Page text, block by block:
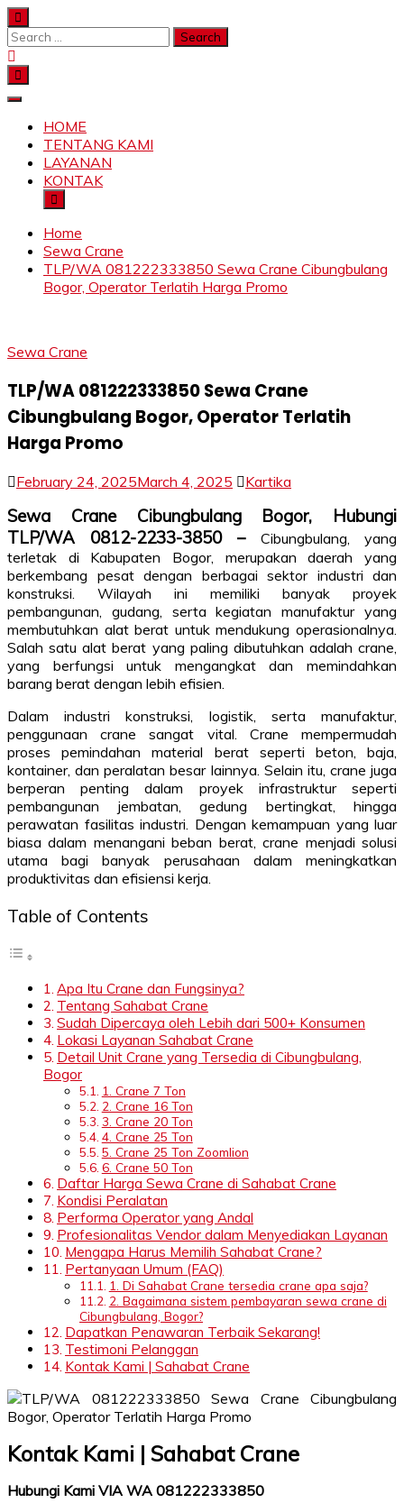
Skip
to
content
Search
for:
SKYLIFTHOME
TENTANG KAMI
LAYANAN
KONTAK
Home
Sewa Crane
TLP/WA 081222333850 Sewa Crane Cibungbulang
Bogor, Operator Terlatih Harga Promo
Sewa Crane
TLP/WA 081222333850 Sewa Crane
Cibungbulang Bogor, Operator Terlatih
Harga Promo
February 24, 2025March 4, 2025 Kartika
Sewa Crane Cibungbulang Bogor, Hubungi
TLP/WA 0812-2233-3850 – Cibungbulang, yang
terletak di Kabupaten Bogor, merupakan daerah yang
berkembang pesat dengan berbagai sektor industri dan
konstruksi. Wilayah ini memiliki banyak proyek
pembangunan, gudang, serta kegiatan manufaktur yang
membutuhkan alat berat untuk mendukung operasionalnya.
Salah satu alat berat yang paling dibutuhkan adalah crane,
yang berfungsi untuk mengangkat dan memindahkan
barang berat dengan lebih efisien.
Dalam industri konstruksi, logistik, serta manufaktur,
penggunaan crane sangat vital. Crane mempermudah
proses pemindahan material berat seperti beton, baja,
kontainer, dan peralatan besar lainnya. Selain itu, crane juga
berperan penting dalam proyek infrastruktur seperti
pembangunan jembatan, gedung bertingkat, hingga
perawatan fasilitas industri. Dengan kemampuan yang luar
biasa dalam menangani beban berat, crane menjadi solusi
utama bagi banyak perusahaan dalam meningkatkan
produktivitas dan efisiensi kerja.
Table of Contents
Apa Itu Crane dan Fungsinya?
Tentang Sahabat Crane
Sudah Dipercaya oleh Lebih dari 500+ Konsumen
Lokasi Layanan Sahabat Crane
Detail Unit Crane yang Tersedia di Cibungbulang,
Bogor
1. Crane 7 Ton
2. Crane 16 Ton
3. Crane 20 Ton
4. Crane 25 Ton
5. Crane 25 Ton Zoomlion
6. Crane 50 Ton
Daftar Harga Sewa Crane di Sahabat Crane
Kondisi Peralatan
Performa Operator yang Andal
Profesionalitas Vendor dalam Menyediakan Layanan
Mengapa Harus Memilih Sahabat Crane?
Pertanyaan Umum (FAQ)
1. Di Sahabat Crane tersedia crane apa saja?
2. Bagaimana sistem pembayaran sewa crane di
Cibungbulang, Bogor?
Dapatkan Penawaran Terbaik Sekarang!
Testimoni Pelanggan
Kontak Kami | Sahabat Crane
Kontak Kami | Sahabat Crane
Hubungi Kami VIA WA 081222333850